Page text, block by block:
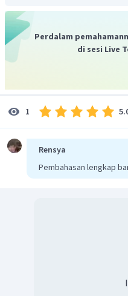
Perdalam
di sesi Live
1
Rensya
Pembahasan lengkap